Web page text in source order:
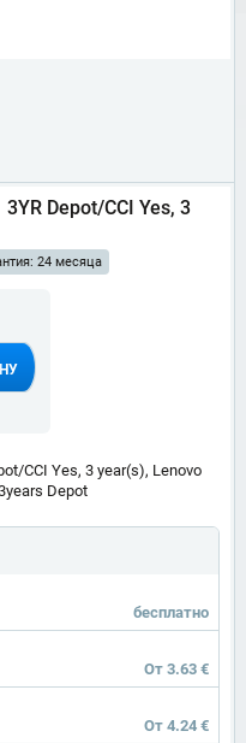
Depot/CCI Yes, 3
24 месяца
CCI Yes, 3 year(s), Lenovo
Depot
бесплатно
От 3.63 €
От 4.24 €